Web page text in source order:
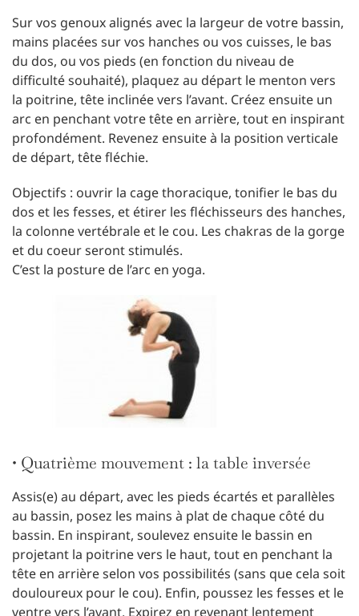
Sur vos genoux alignés avec la largeur de votre bassin,
mains placées sur vos hanches ou vos cuisses, le bas
du dos, ou vos pieds (en fonction du niveau de
difficulté souhaité), plaquez au départ le menton vers
la poitrine, tête inclinée vers l’avant. Créez ensuite un
arc en penchant votre tête en arrière, tout en inspirant
profondément. Revenez ensuite à la position verticale
de départ, tête fléchie.
Objectifs : ouvrir la cage thoracique, tonifier le bas du
dos et les fesses, et étirer les fléchisseurs des hanches,
la colonne vertébrale et le cou. Les chakras de la gorge
et du coeur seront stimulés.
C’est la posture de l’arc en yoga.
• Quatrième mouvement : la table inversée
Assis(e) au départ, avec les pieds écartés et parallèles
au bassin, posez les mains à plat de chaque côté du
bassin. En inspirant, soulevez ensuite le bassin en
projetant la poitrine vers le haut, tout en penchant la
tête en arrière selon vos possibilités (sans que cela soit
douloureux pour le cou). Enfin, poussez les fesses et le
ventre vers l’avant. Expirez en revenant lentement